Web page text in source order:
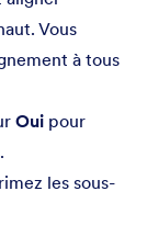
Vous
à tous
Oui pour
les sous-